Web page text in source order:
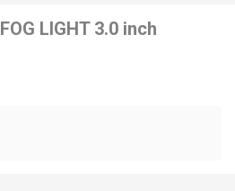
LIGHT 3.0 inch